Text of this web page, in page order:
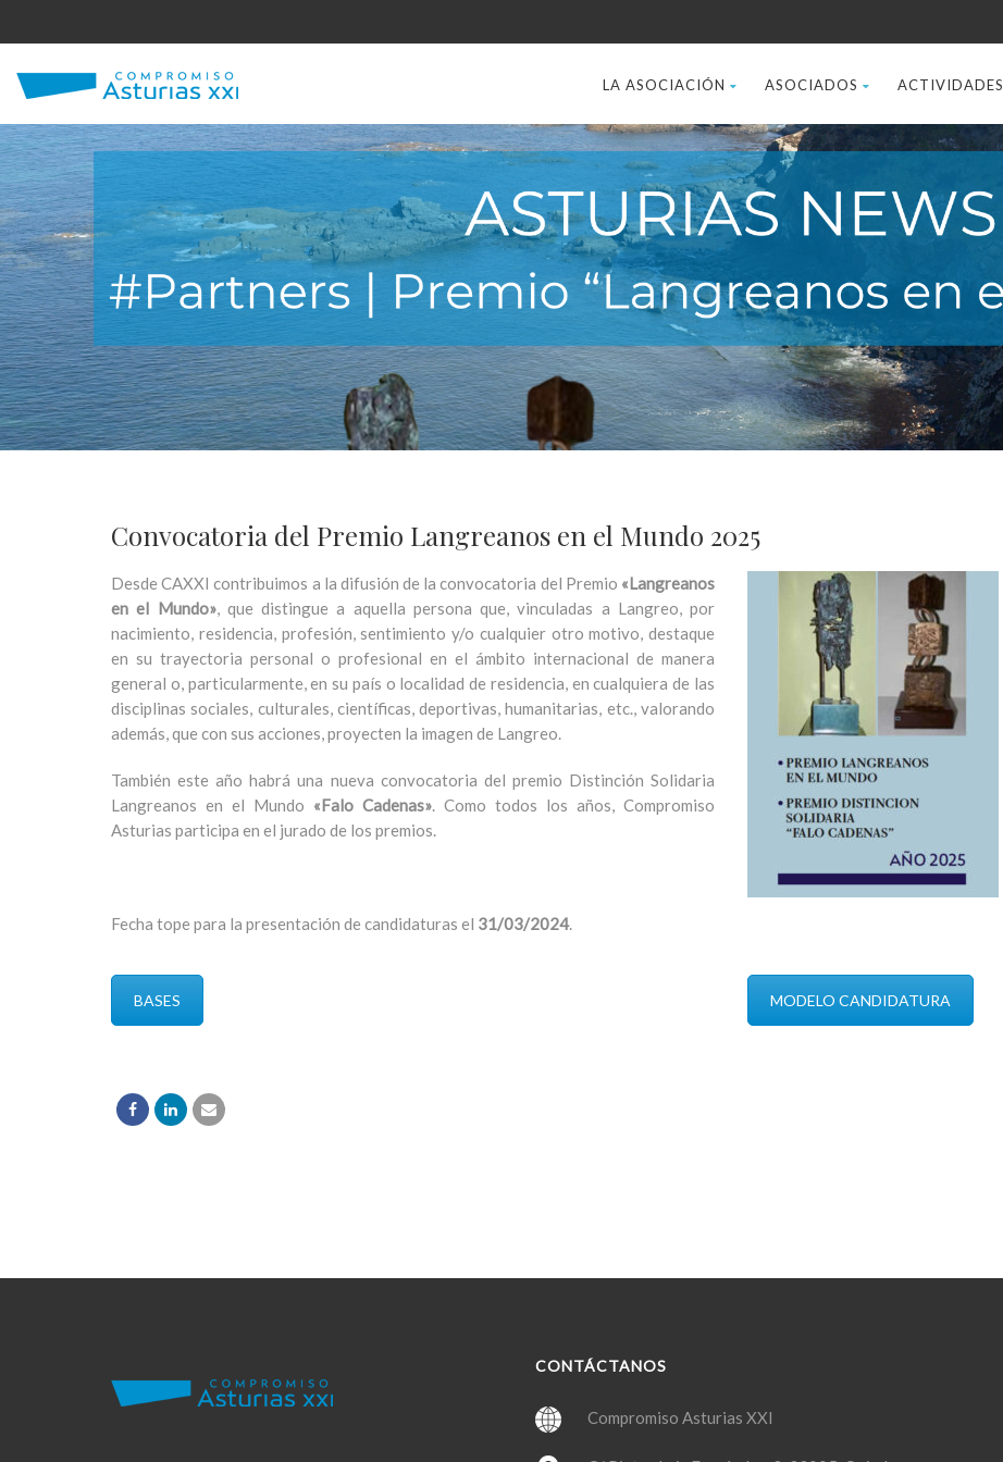
LA ASOCIACIÓN ASOCIADOS ACTIVIDADES
Convocatoria del Premio Langreanos en el Mundo 2025
Desde CAXXI contribuimos a la difusión de la convocatoria del Premio «Langreanos
en el Mundo», que distingue a aquella persona que, vinculadas a Langreo, por
nacimiento, residencia, profesión, sentimiento y/o cualquier otro motivo, destaque
en su trayectoria personal o profesional en el ámbito internacional de manera
general o, particularmente, en su país o localidad de residencia, en cualquiera de las
disciplinas sociales, culturales, científicas, deportivas, humanitarias, etc., valorando
además, que con sus acciones, proyecten la imagen de Langreo.
También este año habrá una nueva convocatoria del premio Distinción Solidaria
Langreanos en el Mundo «Falo Cadenas». Como todos los años, Compromiso
Asturias participa en el jurado de los premios.
Fecha tope para la presentación de candidaturas el 31/03/2024.
BASES MODELO CANDIDATURA
CONTÁCTANOS
Compromiso Asturias XXI